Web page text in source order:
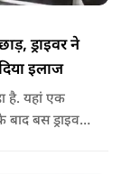
ड्राइवर ने
इलाज
है. यहां एक
बस ड्राइवर